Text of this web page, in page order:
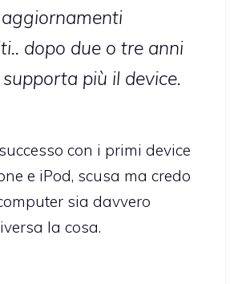
dopo due o tre anni
più il device.
con i primi device
e iPod, scusa ma credo
sia davvero
la cosa.